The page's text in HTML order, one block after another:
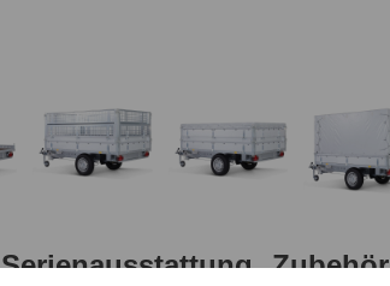
Serienausstattung Zubehör